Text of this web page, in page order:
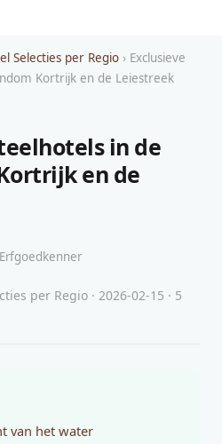
Selecties per Regio › Exclusieve
Kortrijk en de Leiestreek
in de
en de
per Regio · 2026-02-15 · 5
van het water